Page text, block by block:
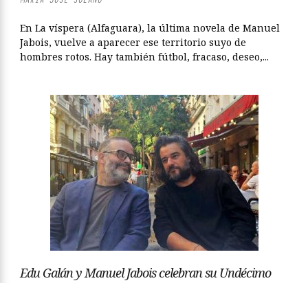
En La víspera (Alfaguara), la última novela de Manuel
Jabois, vuelve a aparecer ese territorio suyo de
hombres rotos. Hay también fútbol, fracaso, deseo,...
Edu Galán y Manuel Jabois celebran su Undécimo